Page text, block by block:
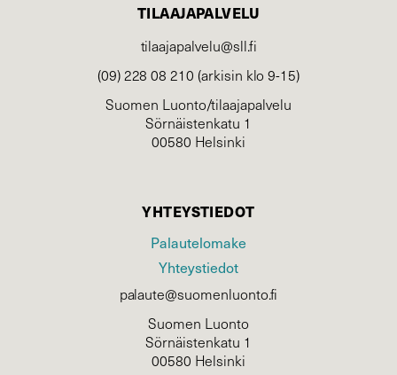
TILAAJAPALVELU
tilaajapalvelu@sll.fi
(09) 228 08 210 (arkisin klo 9-15)
Suomen Luonto/tilaajapalvelu
Sörnäistenkatu 1
00580 Helsinki
YHTEYSTIEDOT
Palautelomake
Yhteystiedot
palaute@suomenluonto.fi
Suomen Luonto
Sörnäistenkatu 1
00580 Helsinki